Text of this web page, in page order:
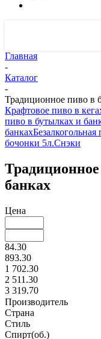
Главная
-
Каталог
-
Традиционное пиво в
Крафтовое пиво в
пиво в бутылках и
банках
бочонки 5л.Снэки
банках
Цена
84.30
893.30
1 702.30
2 511.30
3 319.70
Производитель
Страна
Стиль
Спирт(об.)